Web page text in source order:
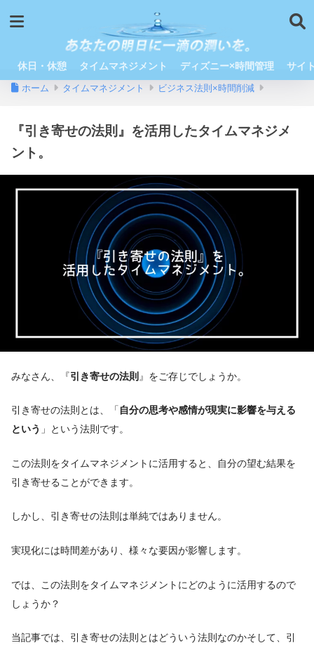
休日・休憩 タイムマネジメント ディズニー×時間管理 サイ
ホーム タイムマネジメント ビジネス法則×時間削減
『引き寄せの法則』を活用したタイムマネジメ
ント。
みなさん、『引き寄せの法則 』をご存じでしょうか。
引き寄せの法則とは、「 自分の思考や感情が現実に影響を与える
という 」という法則です。
この法則をタイムマネジメントに活用すると、自分の望む結果を
引き寄せることができます。
しかし、引き寄せの法則は単純ではありません。
実現化には時間差があり、様々な要因が影響します。
では、この法則をタイムマネジメントにどのように活用するので
しょうか？
当記事では、引き寄せの法則とはどういう法則なのかそして、引